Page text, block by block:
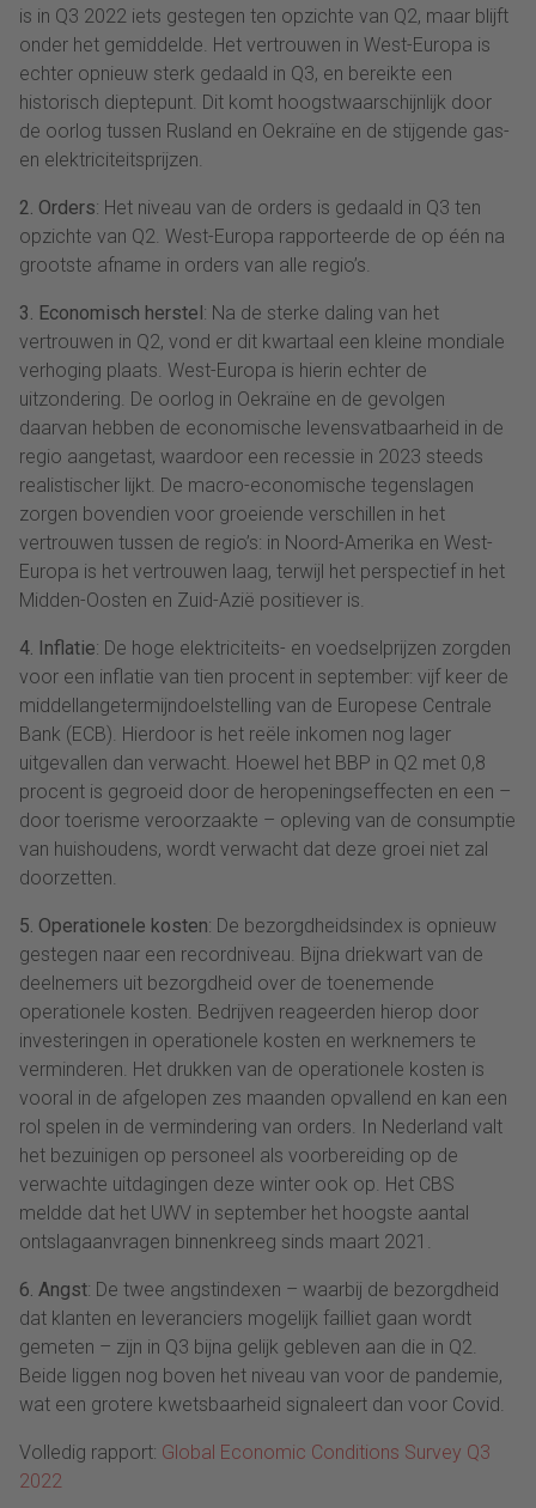
is in Q3 2022 iets gestegen ten opzichte van Q2, maar blijft
onder het gemiddelde. Het vertrouwen in West-Europa is
echter opnieuw sterk gedaald in Q3, en bereikte een
historisch dieptepunt. Dit komt hoogstwaarschijnlijk door
de oorlog tussen Rusland en Oekraïne en de stijgende gas-
en elektriciteitsprijzen.
2. Orders: Het niveau van de orders is gedaald in Q3 ten
opzichte van Q2. West-Europa rapporteerde de op één na
grootste afname in orders van alle regio’s.
3. Economisch herstel: Na de sterke daling van het
vertrouwen in Q2, vond er dit kwartaal een kleine mondiale
verhoging plaats. West-Europa is hierin echter de
uitzondering. De oorlog in Oekraïne en de gevolgen
daarvan hebben de economische levensvatbaarheid in de
regio aangetast, waardoor een recessie in 2023 steeds
realistischer lijkt. De macro-economische tegenslagen
zorgen bovendien voor groeiende verschillen in het
vertrouwen tussen de regio’s: in Noord-Amerika en West-
Europa is het vertrouwen laag, terwijl het perspectief in het
Midden-Oosten en Zuid-Azië positiever is.
4. Inflatie: De hoge elektriciteits- en voedselprijzen zorgden
voor een inflatie van tien procent in september: vijf keer de
middellangetermijndoelstelling van de Europese Centrale
Bank (ECB). Hierdoor is het reële inkomen nog lager
uitgevallen dan verwacht. Hoewel het BBP in Q2 met 0,8
procent is gegroeid door de heropeningseffecten en een –
door toerisme veroorzaakte – opleving van de consumptie
van huishoudens, wordt verwacht dat deze groei niet zal
doorzetten.
5. Operationele kosten: De bezorgdheidsindex is opnieuw
gestegen naar een recordniveau. Bijna driekwart van de
deelnemers uit bezorgdheid over de toenemende
operationele kosten. Bedrijven reageerden hierop door
investeringen in operationele kosten en werknemers te
verminderen. Het drukken van de operationele kosten is
vooral in de afgelopen zes maanden opvallend en kan een
rol spelen in de vermindering van orders. In Nederland valt
het bezuinigen op personeel als voorbereiding op de
verwachte uitdagingen deze winter ook op. Het CBS
meldde dat het UWV in september het hoogste aantal
ontslagaanvragen binnenkreeg sinds maart 2021.
6. Angst: De twee angstindexen – waarbij de bezorgdheid
dat klanten en leveranciers mogelijk failliet gaan wordt
gemeten – zijn in Q3 bijna gelijk gebleven aan die in Q2.
Beide liggen nog boven het niveau van voor de pandemie,
wat een grotere kwetsbaarheid signaleert dan voor Covid.
Volledig rapport: Global Economic Conditions Survey Q3
2022